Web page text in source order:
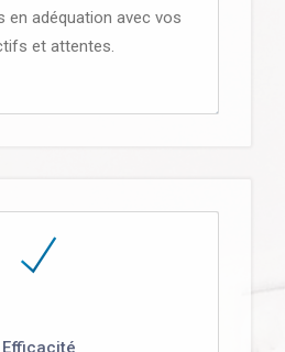
en adéquation avec vos
et attentes.
Efficacité